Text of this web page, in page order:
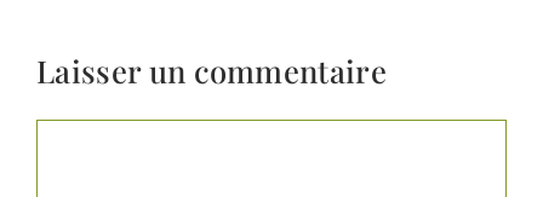
Laisser un commentaire